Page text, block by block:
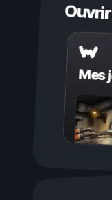
Mes